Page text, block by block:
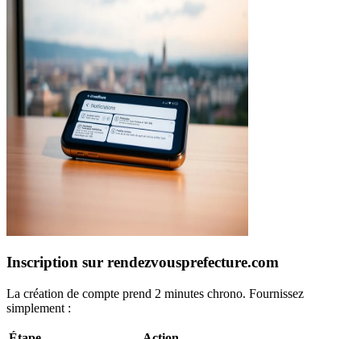
Inscription sur rendezvousprefecture.com
La création de compte prend 2 minutes chrono. Fournissez
simplement :